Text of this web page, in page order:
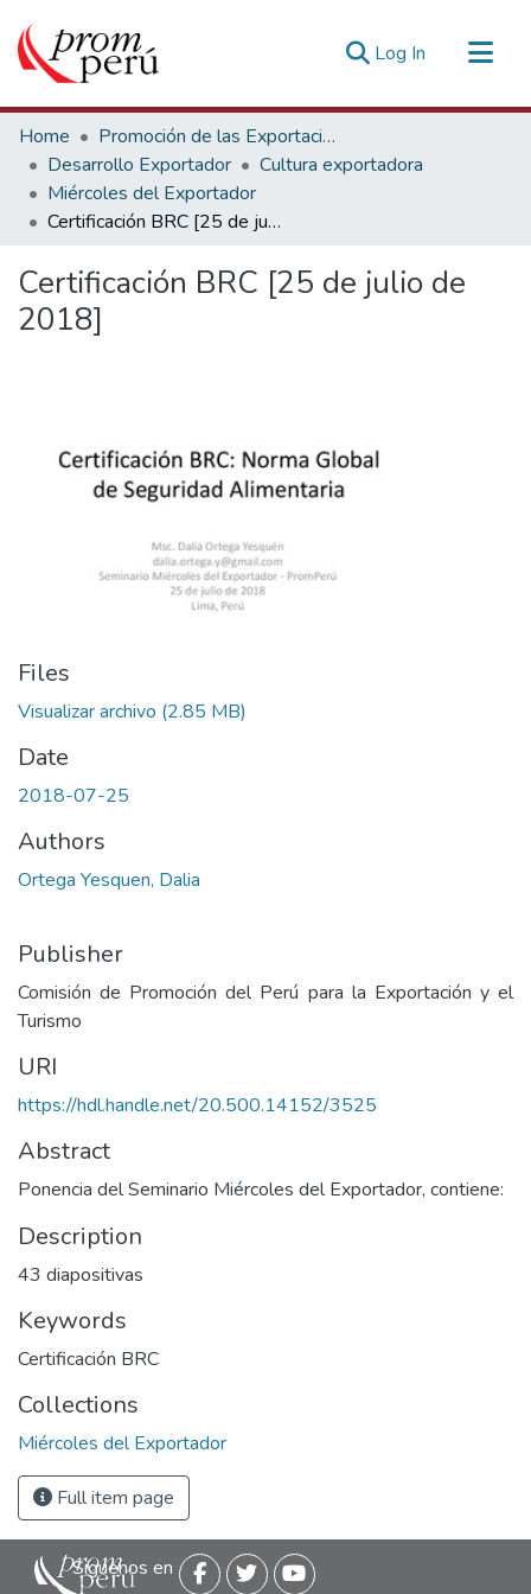
Log In (current)
Communities & Collections
All of DSpace
Statistics
Estadísticas Externas
Home
Promoción de las Exportaciones
Desarrollo Exportador
Cultura exportadora
Miércoles del Exportador
Certificación BRC [25 de julio de 2018]
Certificación BRC [25 de julio de
2018]
Files
Visualizar archivo (2.85 MB)
Date
2018-07-25
Authors
Ortega Yesquen, Dalia
Publisher
Comisión de Promoción del Perú para la Exportación y el
Turismo
URI
https://hdl.handle.net/20.500.14152/3525
Abstract
Ponencia del Seminario Miércoles del Exportador, contiene:
Description
43 diapositivas
Keywords
Certificación BRC
Collections
Miércoles del Exportador
Full item page
Siguenos en